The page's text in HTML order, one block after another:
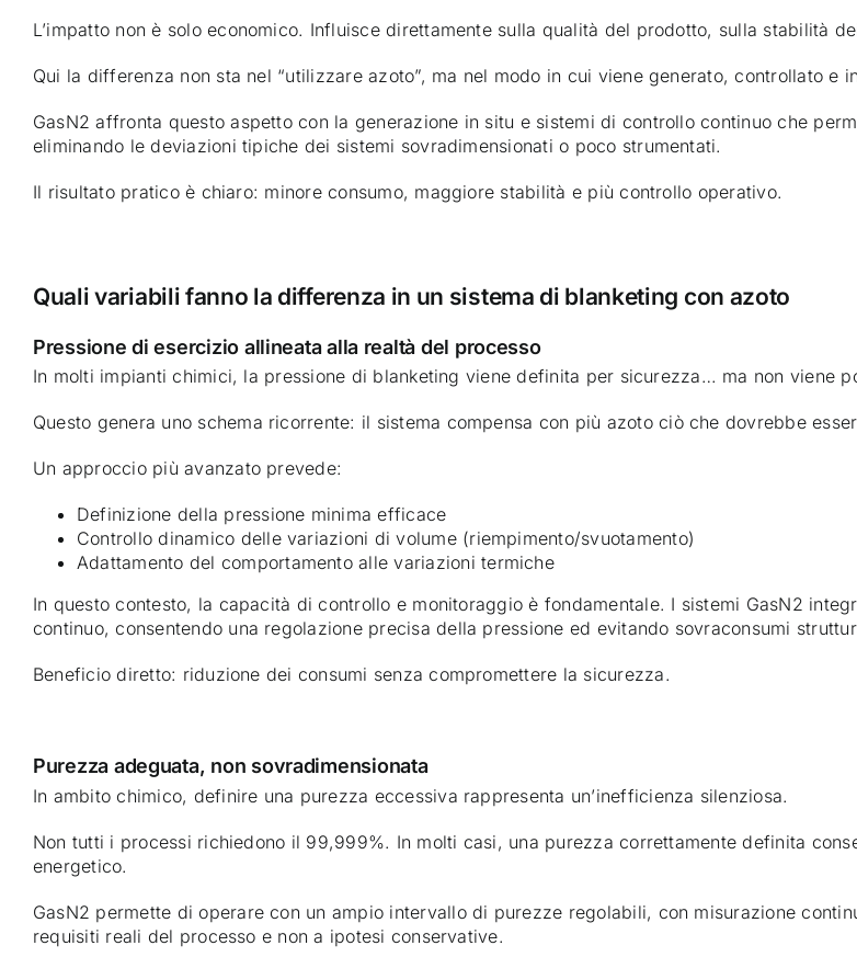
L’impatto non è solo economico. Influisce direttamente sulla qualità del prodotto, sulla stabilità
Qui la differenza non sta nel “utilizzare azoto”, ma nel modo in cui viene generato, controllato e
GasN2 affronta questo aspetto con la generazione in situ e sistemi di controllo continuo che
eliminando le deviazioni tipiche dei sistemi sovradimensionati o poco strumentati.
Il risultato pratico è chiaro: minore consumo, maggiore stabilità e più controllo operativo.
Quali variabili fanno la differenza in un sistema di blanketing con azoto
Pressione di esercizio allineata alla realtà del processo
In molti impianti chimici, la pressione di blanketing viene definita per sicurezza… ma non viene
Questo genera uno schema ricorrente: il sistema compensa con più azoto ciò che dovrebbe
Un approccio più avanzato prevede:
Definizione della pressione minima efficace
Controllo dinamico delle variazioni di volume (riempimento/svuotamento)
Adattamento del comportamento alle variazioni termiche
In questo contesto, la capacità di controllo e monitoraggio è fondamentale. I sistemi GasN2
continuo, consentendo una regolazione precisa della pressione ed evitando sovraconsumi
Beneficio diretto: riduzione dei consumi senza compromettere la sicurezza.
Purezza adeguata, non sovradimensionata
In ambito chimico, definire una purezza eccessiva rappresenta un’inefficienza silenziosa.
Non tutti i processi richiedono il 99,999%. In molti casi, una purezza correttamente definita
energetico.
GasN2 permette di operare con un ampio intervallo di purezze regolabili, con misurazione
requisiti reali del processo e non a ipotesi conservative.